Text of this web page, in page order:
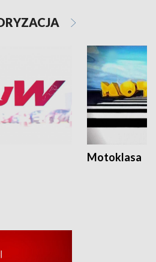
Motoklasa